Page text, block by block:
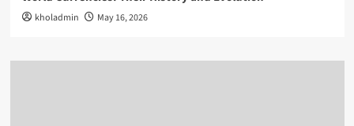
kholadmin May 16, 2026